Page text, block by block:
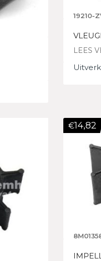
19210-
LEES
€14,82